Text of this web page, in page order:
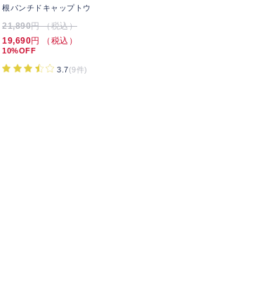
根パンチドキャップトウ
21,890円 （税込）
19,690円 （税込）
10%OFF
3.7(9件)